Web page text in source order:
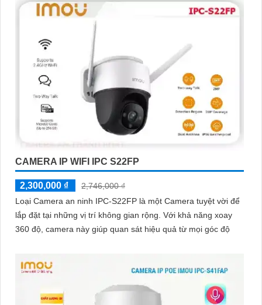
CAMERA IP WIFI IPC S22FP
2,300,000 ₫
2,746,000 ₫
Loại Camera an ninh IPC-S22FP là một Camera tuyệt vời để
lắp đặt tại những vị trí không gian rộng. Với khả năng xoay
360 độ, camera này giúp quan sát hiệu quả từ mọi góc độ